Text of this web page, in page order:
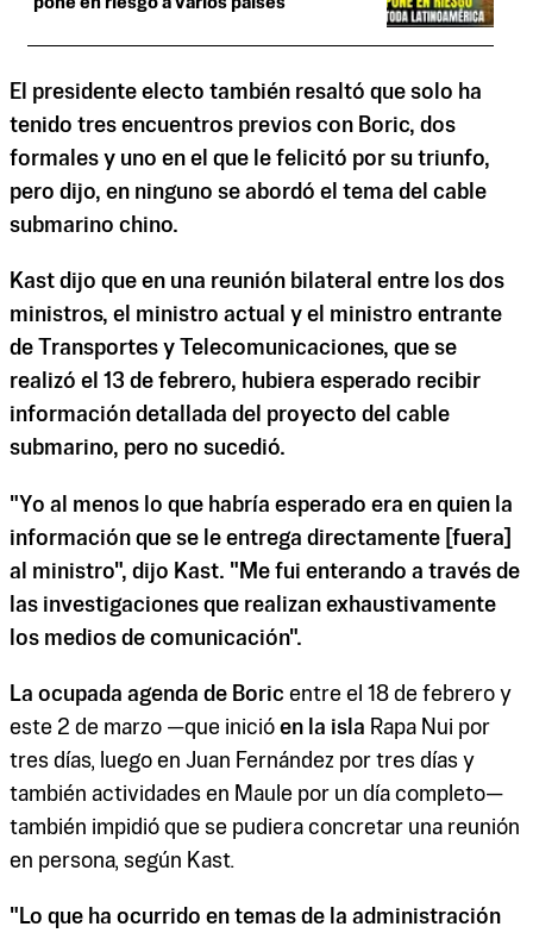
El presidente electo también resaltó que solo ha
tenido tres encuentros previos con Boric, dos
formales y uno en el que le felicitó por su triunfo,
pero dijo, en ninguno se abordó el tema del cable
submarino chino.
Kast dijo que en una reunión bilateral entre los dos
ministros, el ministro actual y el ministro entrante
de Transportes y Telecomunicaciones, que se
realizó el 13 de febrero, hubiera esperado recibir
información detallada del proyecto del cable
submarino, pero no sucedió.
"Yo al menos lo que habría esperado era en quien la
información que se le entrega directamente [fuera]
al ministro", dijo Kast. "Me fui enterando a través de
las investigaciones que realizan exhaustivamente
los medios de comunicación".
La ocupada agenda de Boric entre el 18 de febrero y
este 2 de marzo —que inició en la isla Rapa Nui por
tres días, luego en Juan Fernández por tres días y
también actividades en Maule por un día completo—
también impidió que se pudiera concretar una reunión
en persona, según Kast.
"Lo que ha ocurrido en temas de la administración